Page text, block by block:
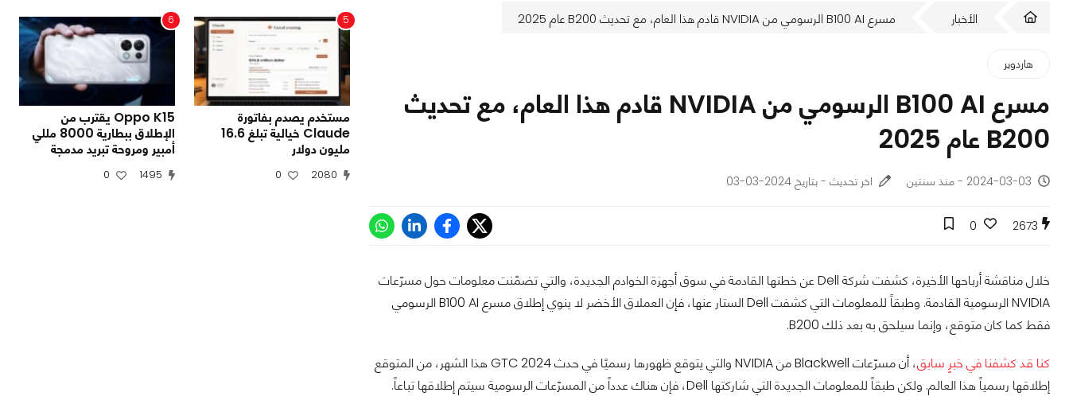
الأخبار مسرع B100 AI الرسومي من NVIDIA قادم هذا العام، مع تحديث B200 عام 2025
هاردوير
مسرع B100 AI الرسومي من NVIDIA قادم هذا العام، مع تحديث
B200 عام 2025
2024-03-03 - منذ سنتين اخر تحديث - بتاريخ 2024-03-03
2673
0
خلال مناقشة أرباحها الأخيرة، كشفت شركة Dell عن خطتها القادمة في سوق أجهزة الخوادم الجديدة، والتي تضمّنت معلومات حول مسرّعات
NVIDIA الرسومية القادمة. وطبقاً للمعلومات التي كشفت Dell الستار عنها، فإن العملاق الأخضر لا ينوي إطلاق مسرع B100 AI الرسومي
فقط كما كان متوقع، وإنما سيلحق به بعد ذلك B200.
كنا قد كشفنا في خبرٍ سابق
، أن مسرّعات Blackwell من NVIDIA والتي يتوقع ظهورها رسميًا في حدث GTC 2024 هذا الشهر، من المتوقع
إطلاقها رسمياً هذا العالم. ولكن طبقاً للمعلومات الجديدة التي شاركتها Dell، فإن هناك عدداً من المسرّعات الرسومية سيتم إطلاقها تباعاً.
5
مستخدم يصدم بفاتورة
Claude خيالية تبلغ 16.6
مليون دولار
2080
0
6
Oppo K15 يقترب من
الإطلاق ببطارية 8000 مللي
أمبير ومروحة تبريد مدمجة
1495
0